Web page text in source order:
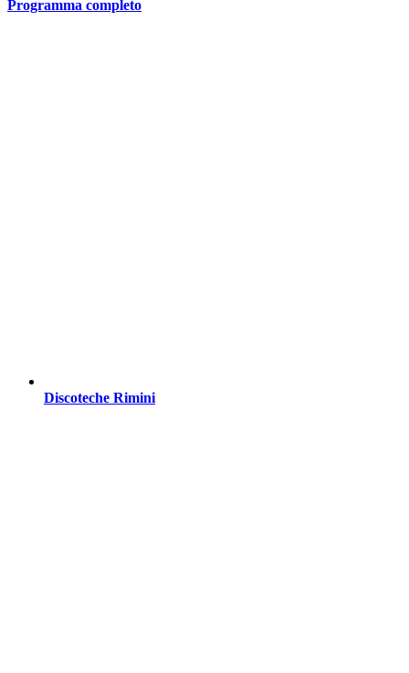
Programma completo
Discoteche Rimini